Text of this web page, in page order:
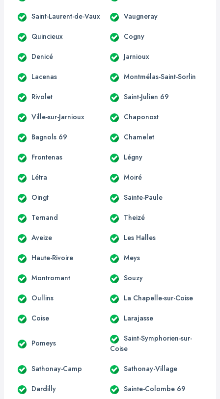
Saint-Laurent-de-Vaux Vaugneray
Quincieux Cogny
Denicé Jarnioux
Lacenas Montmélas-Saint-Sorlin
Rivolet Saint-Julien 69
Ville-sur-Jarnioux Chaponost
Bagnols 69 Chamelet
Frontenas Légny
Létra Moiré
Oingt Sainte-Paule
Ternand Theizé
Aveize Les Halles
Haute-Rivoire Meys
Montromant Souzy
Oullins La Chapelle-sur-Coise
Coise Larajasse
Pomeys
Saint-Symphorien-sur-
Coise
Sathonay-Camp Sathonay-Village
Dardilly Sainte-Colombe 69